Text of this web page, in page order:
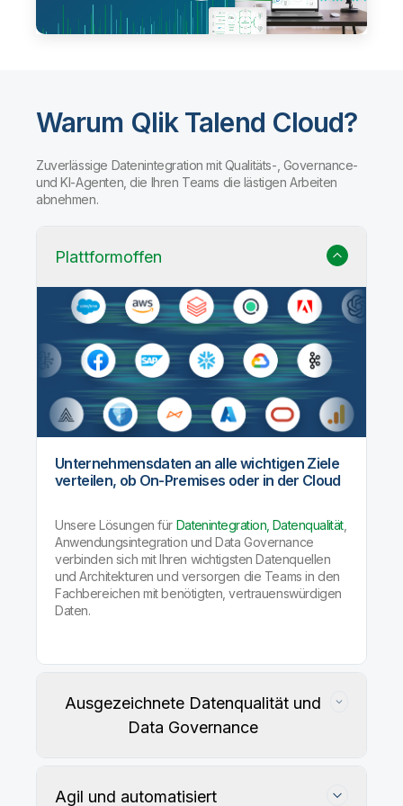
Warum Qlik Talend Cloud?
Zuverlässige Datenintegration mit Qualitäts-, Governance-
und KI-Agenten, die Ihren Teams die lästigen Arbeiten
abnehmen.
Plattformoffen
Unternehmensdaten an alle wichtigen Ziele
verteilen, ob On-Premises oder in der Cloud
Unsere Lösungen für Datenintegration, Datenqualität,
Anwendungsintegration und Data Governance
verbinden sich mit Ihren wichtigsten Datenquellen
und Architekturen und versorgen die Teams in den
Fachbereichen mit benötigten, vertrauenswürdigen
Daten.
Ausgezeichnete Datenqualität und
Data Governance
Agil und automatisiert